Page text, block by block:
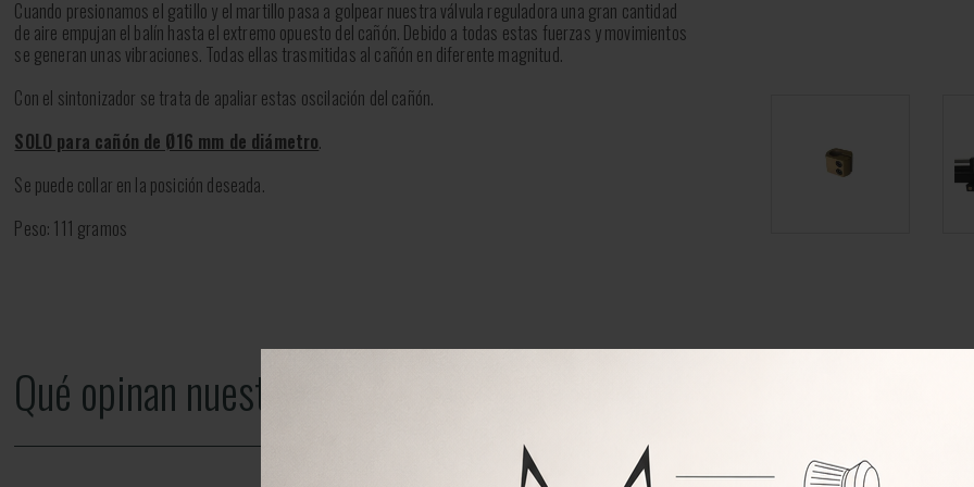
Cuando presionamos el gatillo y el martillo pasa a golpear nuestra válvula reguladora una gran cantidad
de aire empujan el balín hasta el extremo opuesto del cañón. Debido a todas estas fuerzas y movimientos
se generan unas vibraciones. Todas ellas trasmitidas al cañón en diferente magnitud.
Con el sintonizador se trata de apaliar estas oscilación del cañón.
SOLO para cañón de Ø16 mm de diámetro.
Se puede collar en la posición deseada.
Peso: 111 gramos
Qué opinan nuestros clientes